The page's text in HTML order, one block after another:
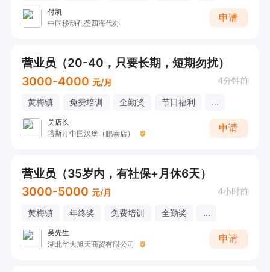
付凯
中国移动孔垄四海代办
申请
营业员（20-40，只要长期，短期勿扰）
3000-4000 元/月 4分钟前
黄梅镇 免费培训 全勤奖 节日福利 ...
吴店长
塔斯汀中国汉堡（鹏泰店）
申请
营业员（35岁内，有社保+月休6天）
3000-5000 元/月 4小时前
黄梅镇 年终奖 免费培训 全勤奖 ...
吴先生
湖北华大旭天商贸有限公司
申请